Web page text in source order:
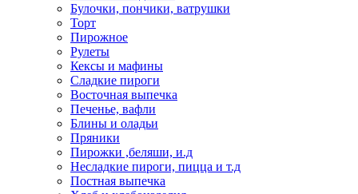
Булочки, пончики, ватрушки
Торт
Пирожное
Рулеты
Кексы и мафины
Сладкие пироги
Восточная выпечка
Печенье, вафли
Блины и оладьи
Пряники
Пирожки ,беляши, и.д
Несладкие пироги, пицца и т.д
Постная выпечка